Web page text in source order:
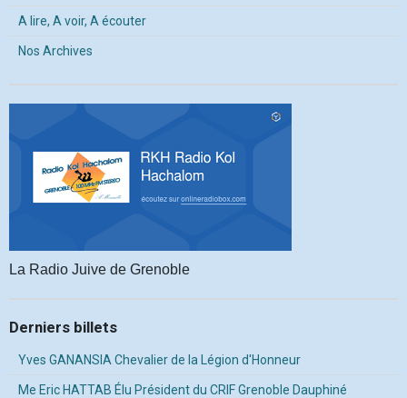
A lire, A voir, A écouter
Nos Archives
La Radio Juive de Grenoble
Derniers billets
Yves GANANSIA Chevalier de la Légion d'Honneur
Me Eric HATTAB Élu Président du CRIF Grenoble Dauphiné